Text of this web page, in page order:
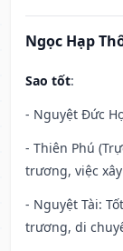
Ngọc Hạp
Sao tốt:
- Nguyệt Đức
- Thiên Phú
trương, việc
- Nguyệt Tài:
trương, di